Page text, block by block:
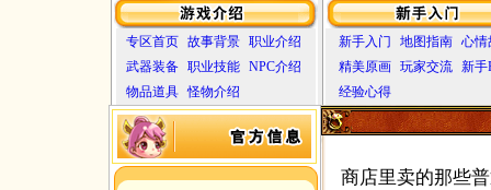
专区首页 故事背景
职业介绍
武器装备
职业技能
NPC介绍
物品道具 怪物介绍
新手入门 地图指南 心情
精美原画 玩家交流 新手
经验心得
商店里卖的那些